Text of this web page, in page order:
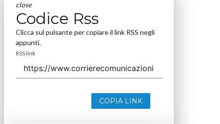
close
Codice Rss
Clicca sul pulsante per copiare il link RSS negli
appunti.
RSS link
COPIA LINK